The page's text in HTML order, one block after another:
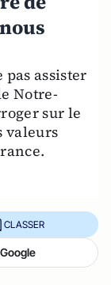
assister
Notre-
sur le
valeurs
CLASSER